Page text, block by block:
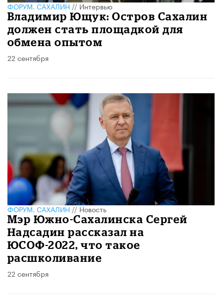
ФОРУМ. САХАЛИН//Интервью
Владимир Ющук: Остров Сахалин
должен стать площадкой для
обмена опытом
22 сентября
ФОРУМ. САХАЛИН//Новость
Мэр Южно-Сахалинска Сергей
Надсадин рассказал на
ЮСОФ-2022, что такое
расшколивание
22 сентября